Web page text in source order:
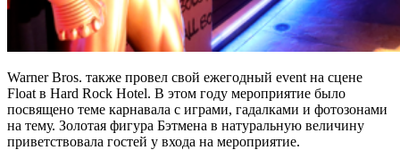
Warner Bros. также провел свой ежегодный event на сцене
Float в Hard Rock Hotel. В этом году мероприятие было
посвящено теме карнавала с играми, гадалками и фотозонами
на тему. Золотая фигура Бэтмена в натуральную величину
приветствовала гостей у входа на мероприятие.